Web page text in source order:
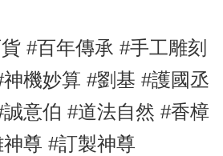
#百年傳承 #手工雕刻
神機妙算 #劉基 #護國丞
誠意伯 #道法自然 #香樟
尊 #訂製神尊